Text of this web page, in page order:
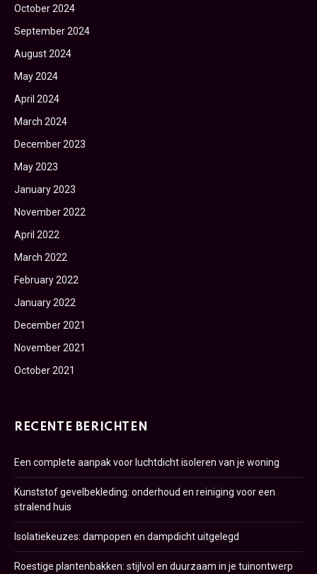
October 2024
September 2024
August 2024
May 2024
April 2024
March 2024
December 2023
May 2023
January 2023
November 2022
April 2022
March 2022
February 2022
January 2022
December 2021
November 2021
October 2021
RECENTE BERICHTEN
Een complete aanpak voor luchtdicht isoleren van je woning
Kunststof gevelbekleding: onderhoud en reiniging voor een
stralend huis
Isolatiekeuzes: dampopen en dampdicht uitgelegd
Roestige plantenbakken: stijlvol en duurzaam in je tuinontwerp